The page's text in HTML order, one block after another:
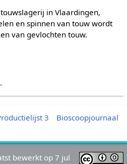
in Vlaardingen,
en spinnen van touw wordt
van gevlochten touw.
.
3
Bioscoopjournaal
bewerkt op 7 jul